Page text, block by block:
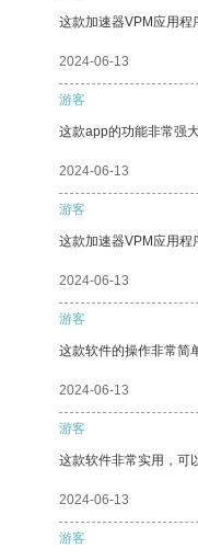
这款加速器VPM应用程
2024-06-13
游客
这款app的功能非常强
2024-06-13
游客
这款加速器VPM应用程
2024-06-13
游客
这款软件的操作非常简
2024-06-13
游客
这款软件非常实用，可
2024-06-13
游客